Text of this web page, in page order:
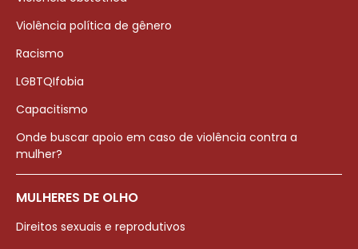
Violência política de gênero
Racismo
LGBTQIfobia
Capacitismo
Onde buscar apoio em caso de violência contra a
mulher?
MULHERES DE OLHO
Direitos sexuais e reprodutivos